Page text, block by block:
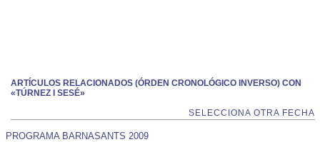
ARTÍCULOS RELACIONADOS (ÓRDEN CRONOLÓGICO INVERSO) CON
«TÚRNEZ I SESÉ»
SELECCIONA OTRA FECHA
PROGRAMA BARNASANTS 2009